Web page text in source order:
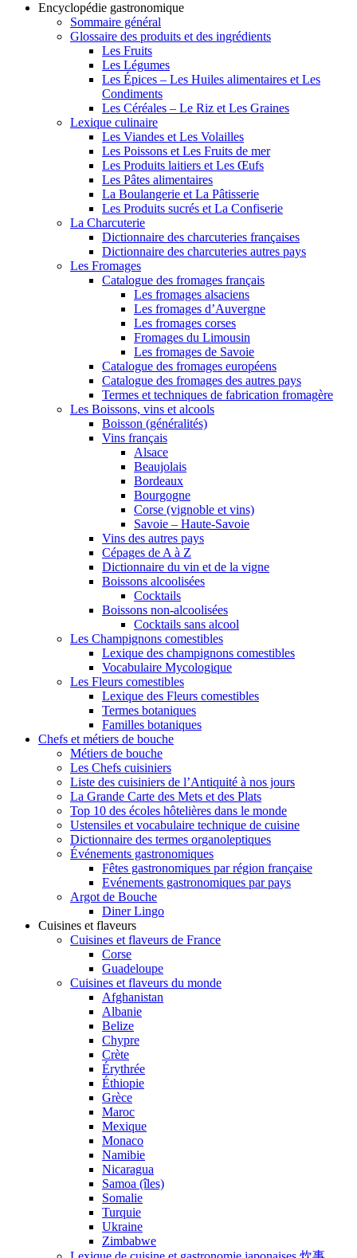
Encyclopédie gastronomique
Sommaire général
Glossaire des produits et des ingrédients
Les Fruits
Les Légumes
Les Épices – Les Huiles alimentaires et Les
Condiments
Les Céréales – Le Riz et Les Graines
Lexique culinaire
Les Viandes et Les Volailles
Les Poissons et Les Fruits de mer
Les Produits laitiers et Les Œufs
Les Pâtes alimentaires
La Boulangerie et La Pâtisserie
Les Produits sucrés et La Confiserie
La Charcuterie
Dictionnaire des charcuteries françaises
Dictionnaire des charcuteries autres pays
Les Fromages
Catalogue des fromages français
Les fromages alsaciens
Les fromages d’Auvergne
Les fromages corses
Fromages du Limousin
Les fromages de Savoie
Catalogue des fromages européens
Catalogue des fromages des autres pays
Termes et techniques de fabrication fromagère
Les Boissons, vins et alcools
Boisson (généralités)
Vins français
Alsace
Beaujolais
Bordeaux
Bourgogne
Corse (vignoble et vins)
Savoie – Haute-Savoie
Vins des autres pays
Cépages de A à Z
Dictionnaire du vin et de la vigne
Boissons alcoolisées
Cocktails
Boissons non-alcoolisées
Cocktails sans alcool
Les Champignons comestibles
Lexique des champignons comestibles
Vocabulaire Mycologique
Les Fleurs comestibles
Lexique des Fleurs comestibles
Termes botaniques
Familles botaniques
Chefs et métiers de bouche
Métiers de bouche
Les Chefs cuisiniers
Liste des cuisiniers de l’Antiquité à nos jours
La Grande Carte des Mets et des Plats
Top 10 des écoles hôtelières dans le monde
Ustensiles et vocabulaire technique de cuisine
Dictionnaire des termes organoleptiques
Événements gastronomiques
Fêtes gastronomiques par région française
Evénements gastronomiques par pays
Argot de Bouche
Diner Lingo
Cuisines et flaveurs
Cuisines et flaveurs de France
Corse
Guadeloupe
Cuisines et flaveurs du monde
Afghanistan
Albanie
Belize
Chypre
Crète
Érythrée
Éthiopie
Grèce
Maroc
Mexique
Monaco
Namibie
Nicaragua
Samoa (îles)
Somalie
Turquie
Ukraine
Zimbabwe